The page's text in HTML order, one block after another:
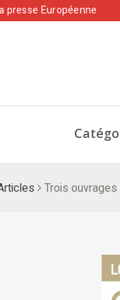
presse Européenne
Trois